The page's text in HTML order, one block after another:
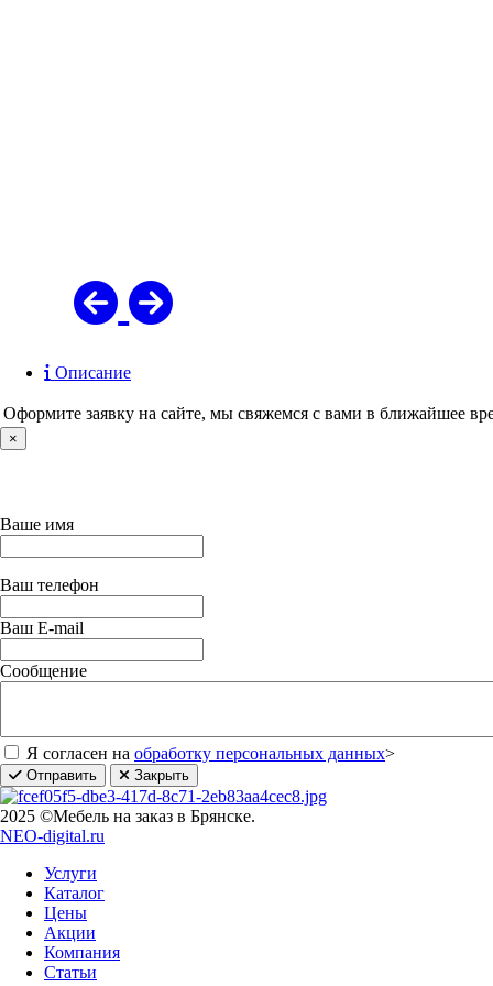
Описание
Оформите заявку на сайте, мы свяжемся с вами в ближайшее
×
Ваше имя
Ваш телефон
Ваш E-mail
Сообщение
Я согласен на обработку персональных данных>
Отправить Закрыть
2025 ©Мебель на заказ в Брянске.
NEO-digital.ru
Услуги
Каталог
Цены
Акции
Компания
Статьи